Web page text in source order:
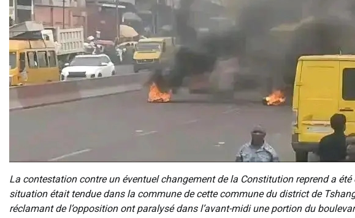
La contestation contre un éventuel changement de la Constitution reprend a été
situation était tendue dans la commune de cette commune du district de
réclamant de l’opposition ont paralysé dans l’avant-midi une portion du